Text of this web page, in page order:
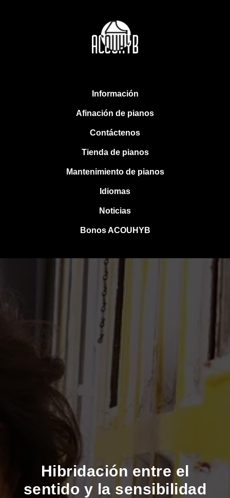
Información
Afinación de pianos
Contáctenos
Tienda de pianos
Mantenimiento de pianos
Idiomas
Noticias
Bonos ACOUHYB
Hibridación entre el
sentido y la sensibilidad